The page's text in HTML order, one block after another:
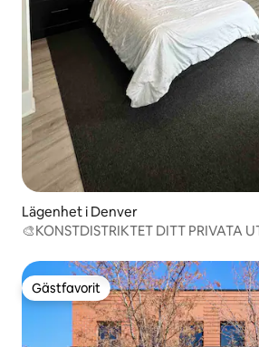
Lägenhet i Denver
🎨KONSTDISTRIKTET DITT PRIVATA
Gästfavorit
Gästfavorit